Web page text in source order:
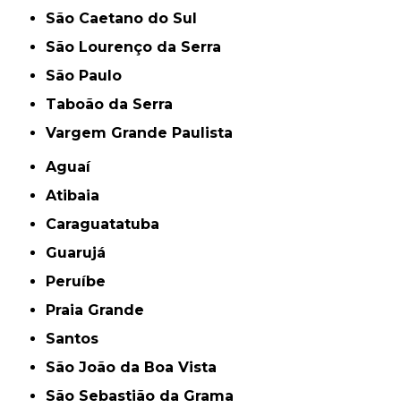
São Caetano do Sul
São Lourenço da Serra
São Paulo
Taboão da Serra
Vargem Grande Paulista
Aguaí
Atibaia
Caraguatatuba
Guarujá
Peruíbe
Praia Grande
Santos
São João da Boa Vista
São Sebastião da Grama